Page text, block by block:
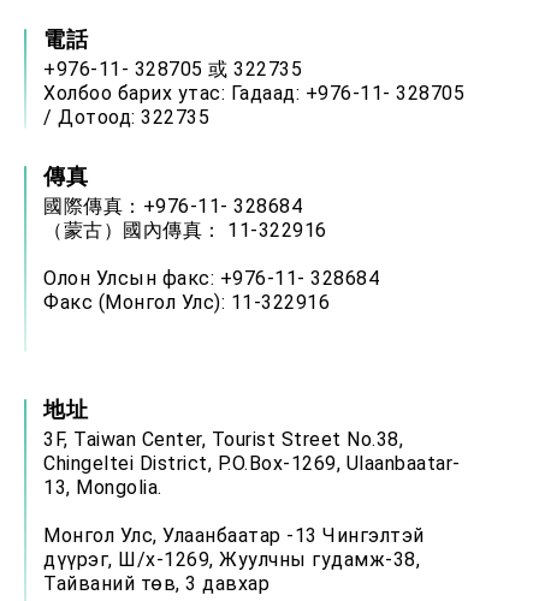
我國政府將在美國亞利桑納州設立「駐鳳凰城辦
事處」，進一步深化台美交流合作
電話
+976-11- 328705 或 322735
Холбоо барих утас: Гадаад: +976-11- 328705
/ Дотоод: 322735
傳真
國際傳真：+976-11- 328684
（蒙古）國內傳真： 11-322916
Олон Улсын факс: +976-11- 328684
Факс (Монгол Улс): 11-322916
地址
3F, Taiwan Center, Tourist Street No.38,
Chingeltei District, P.O.Box-1269, Ulaanbaatar-
13, Mongolia.
Монгол Улс, Улаанбаатар -13 Чингэлтэй
дүүрэг, Ш/х-1269, Жуулчны гудамж-38,
Тайваний төв, 3 давхар